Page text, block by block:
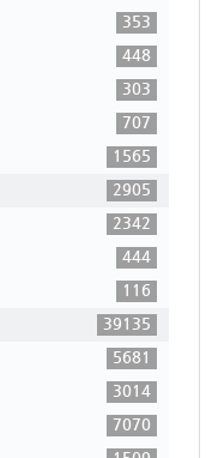
353
448
303
707
1565
2905
2342
444
116
39135
5681
3014
7070